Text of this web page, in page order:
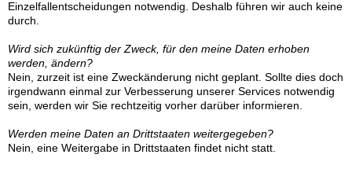
Einzelfallentscheidungen notwendig. Deshalb führen wir auch keine
durch.
Wird sich zukünftig der Zweck, für den meine Daten erhoben
werden, ändern?
Nein, zurzeit ist eine Zweckänderung nicht geplant. Sollte dies doch
irgendwann einmal zur Verbesserung unserer Services notwendig
sein, werden wir Sie rechtzeitig vorher darüber informieren.
Werden meine Daten an Drittstaaten weitergegeben?
Nein, eine Weitergabe in Drittstaaten findet nicht statt.